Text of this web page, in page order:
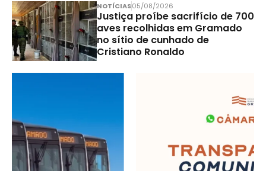
NOTÍCIAS05/08/2026
Justiça proíbe sacrifício de 700
aves recolhidas em Gramado
no sítio de cunhado de
Cristiano Ronaldo